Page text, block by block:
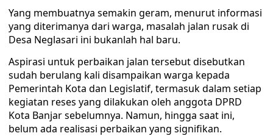
Yang membuatnya semakin geram, menurut informasi
yang diterimanya dari warga, masalah jalan rusak di
Desa Neglasari ini bukanlah hal baru.
Aspirasi untuk perbaikan jalan tersebut disebutkan
sudah berulang kali disampaikan warga kepada
Pemerintah Kota dan Legislatif, termasuk dalam setiap
kegiatan reses yang dilakukan oleh anggota DPRD
Kota Banjar sebelumnya. Namun, hingga saat ini,
belum ada realisasi perbaikan yang signifikan.